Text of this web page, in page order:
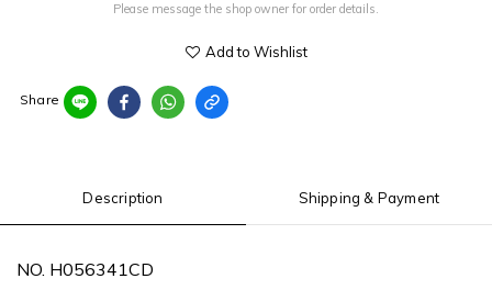
Please message the shop owner for order details.
Add to Wishlist
Share
Description Shipping & Payment
NO. H056341CD